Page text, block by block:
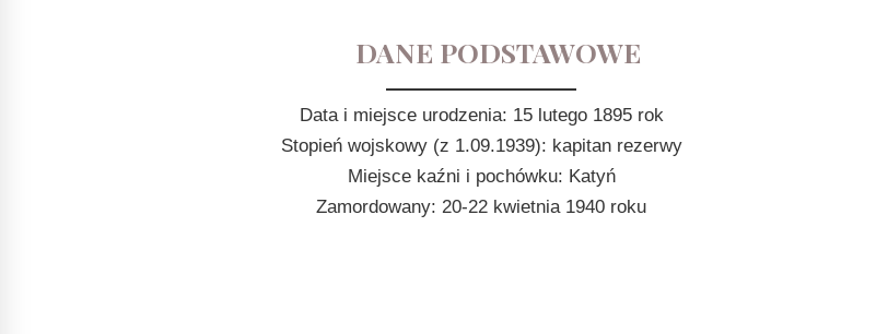
DANE PODSTAWOWE
Data i miejsce urodzenia: 15 lutego 1895 rok
Stopień wojskowy (z 1.09.1939): kapitan rezerwy
Miejsce kaźni i pochówku: Katyń
Zamordowany: 20-22 kwietnia 1940 roku